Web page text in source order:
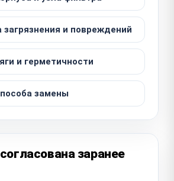
загрязнения и повреждений
и герметичности
замены
заранее